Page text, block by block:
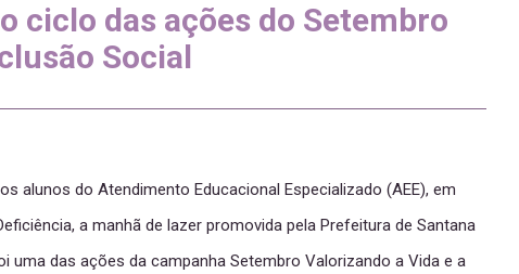
ciclo das ações do Setembro
Social
alunos do Atendimento Educacional Especializado (AEE), em
a manhã de lazer promovida pela Prefeitura de Santana
uma das ações da campanha Setembro Valorizando a Vida e a